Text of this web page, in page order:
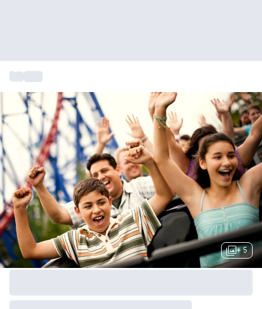
...
+ 5